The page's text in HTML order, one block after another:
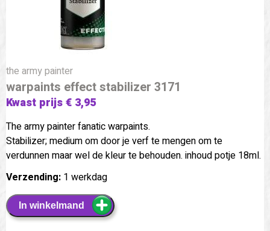
the army painter
warpaints effect stabilizer 3171
Kwast prijs € 3,95
The army painter fanatic warpaints.
Stabilizer; medium om door je verf te mengen om te
verdunnen maar wel de kleur te behouden. inhoud potje 18ml.
Verzending: 1 werkdag
In winkelmand